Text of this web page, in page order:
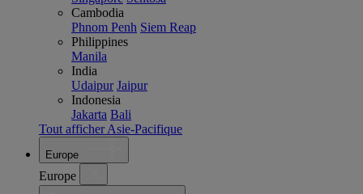
Cambodia
Phnom Penh Siem Reap
Philippines
Manila
India
Udaipur Jaipur
Indonesia
Jakarta Bali
Tout afficher Asie-Pacifique
Europe
Europe